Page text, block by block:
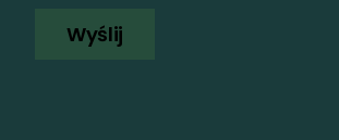
Wyślij